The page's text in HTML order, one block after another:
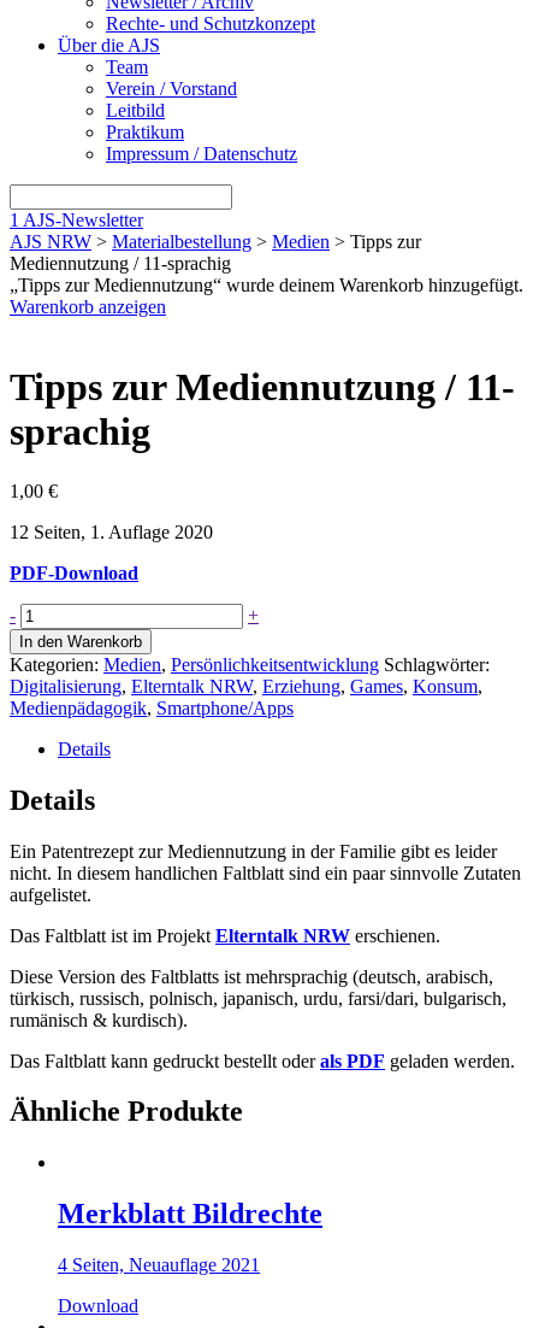
Rechte- und Schutzkonzept
Über die AJS
Team
Verein / Vorstand
Leitbild
Praktikum
Impressum / Datenschutz
1 AJS-Newsletter
AJS NRW > Materialbestellung > Medien > Tipps zur
Mediennutzung / 11-sprachig
„Tipps zur Mediennutzung“ wurde deinem Warenkorb hinzugefügt.
Warenkorb anzeigen
Tipps zur Mediennutzung / 11-
sprachig
1,00 €
12 Seiten, 1. Auflage 2020
PDF-Download
- Tipps
zur
Mediennutzung
/
11-
sprachig
Menge
+
In den Warenkorb
Kategorien: Medien, Persönlichkeitsentwicklung Schlagwörter:
Digitalisierung, Elterntalk NRW, Erziehung, Games, Konsum,
Medienpädagogik, Smartphone/Apps
Details
Details
Ein Patentrezept zur Mediennutzung in der Familie gibt es leider
nicht. In diesem handlichen Faltblatt sind ein paar sinnvolle Zutaten
aufgelistet.
Das Faltblatt ist im Projekt Elterntalk NRW erschienen.
Diese Version des Faltblatts ist mehrsprachig (deutsch, arabisch,
türkisch, russisch, polnisch, japanisch, urdu, farsi/dari, bulgarisch,
rumänisch & kurdisch).
Das Faltblatt kann gedruckt bestellt oderals PDF geladen werden.
Ähnliche Produkte
Merkblatt Bildrechte
4 Seiten, Neuauflage 2021
Download